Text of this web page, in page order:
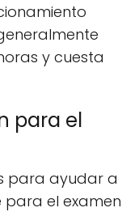
y cuesta
para el
para ayudar a
el examen